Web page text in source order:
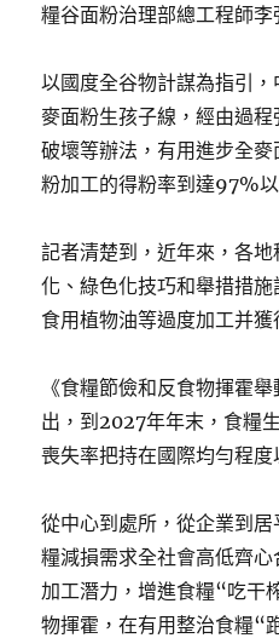
糧谷面粉治理部總工程師李
以國度全谷物計謀為指引
麥面粉生孩子線，經由過
破壞等辦法，有用進步全
粉加工的得粉率到達97%以
記者清楚到，近年來，各
化、綠色化技巧和舉措措施
食用植物油等過度加工并獲
《食糧節儉和反食物揮霍
出，到2027年年末，食糧
喪失率把持在國際均勻程度
從中心到處所，從企業到
糧減損需求全社會高低齊
加工潛力，增進食糧“吃干
物揮霍，在有用整治食糧“